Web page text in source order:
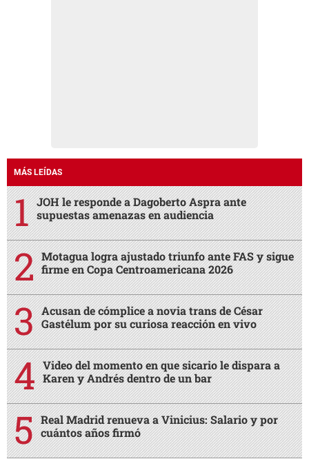
MÁS LEÍDAS
JOH le responde a Dagoberto Aspra ante
supuestas amenazas en audiencia
Motagua logra ajustado triunfo ante FAS y sigue
firme en Copa Centroamericana 2026
Acusan de cómplice a novia trans de César
Gastélum por su curiosa reacción en vivo
Video del momento en que sicario le dispara a
Karen y Andrés dentro de un bar
Real Madrid renueva a Vinicius: Salario y por
cuántos años firmó